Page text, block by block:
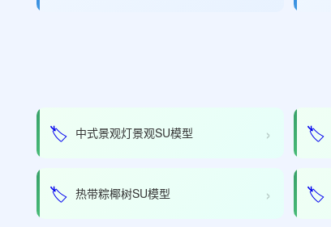
🏷️ 中式景观灯景观SU模型 › 🏷️
🏷️ 热带粽椰树SU模型 › 🏷️